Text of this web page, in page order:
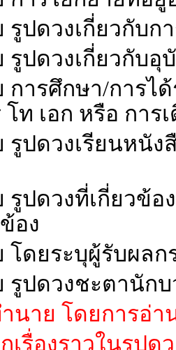
รูปดวงเกี่ยวกับก
รูปดวงเกี่ยวกับอุ
การศึกษา/การไ
ท เอก หรือ การ
รูปดวงเรียนหนัง
รูปดวงที่เกี่ยวข้อ
อง
โดยระบุผู้รับผลก
รูปดวงชะตานัก
นาย โดยการอ่
เรื่องราวในรูปด